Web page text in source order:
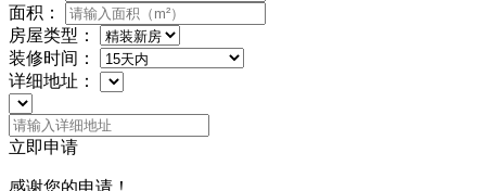
面积：
房屋类型：
装修时间：
详细地址：
立即申请
感谢您的申请！